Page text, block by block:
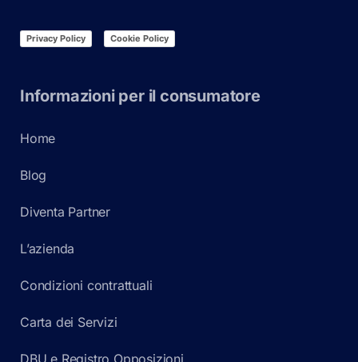
Privacy Policy Cookie Policy
Informazioni per il consumatore
Home
Blog
Diventa Partner
L’azienda
Condizioni contrattuali
Carta dei Servizi